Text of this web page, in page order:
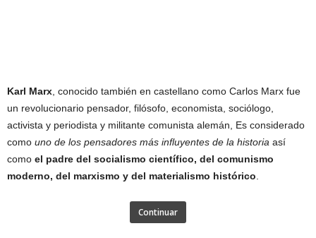
Karl Marx , conocido también en castellano como Carlos Marx fue
un revolucionario pensador, filósofo, economista, sociólogo,
activista y periodista y militante comunista alemán, Es considerado
como uno de los pensadores más influyentes de la historia así
como el padre del socialismo científico, del comunismo
moderno, del marxismo y del materialismo histórico
Continuar